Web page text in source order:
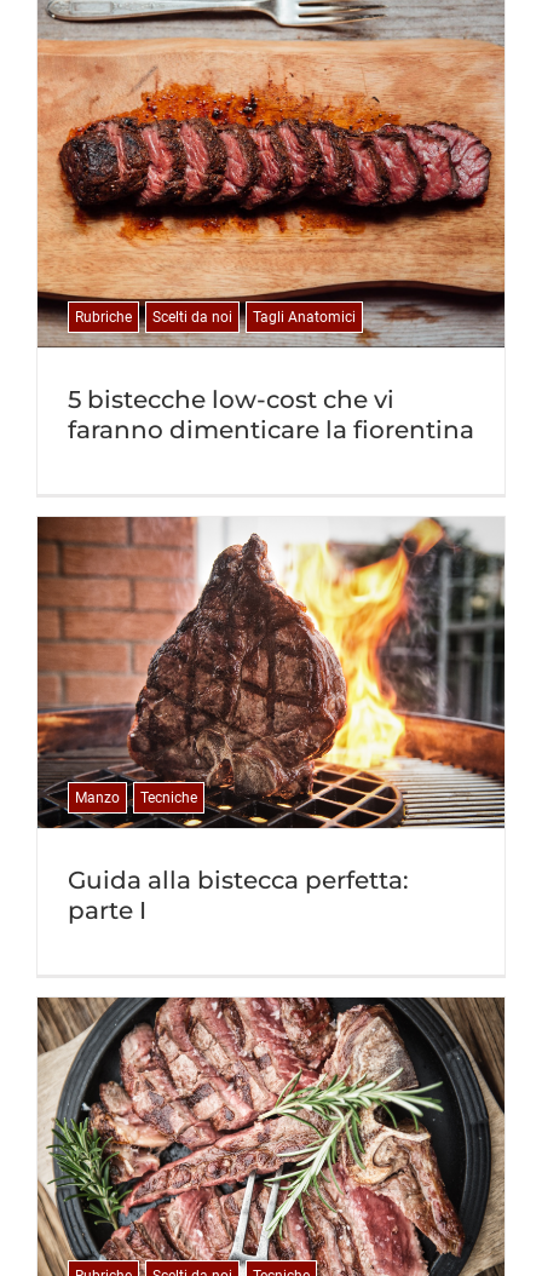
5 bistecche low-cost che vi
faranno dimenticare la fiorentina
Rubriche Scelti da noi Tagli Anatomici
Guida alla bistecca perfetta:
parte I
Manzo Tecniche